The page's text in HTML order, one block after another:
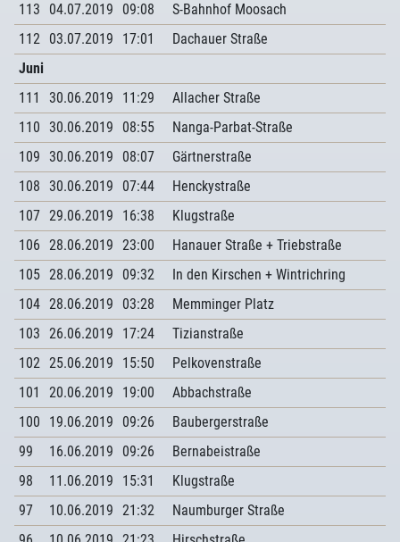
113
04.07.2019 09:08
S-Bahnhof Moosach
112 03.07.2019 17:01
Dachauer Straße
Juni
111
30.06.2019 11:29
Allacher Straße
110 30.06.2019 08:55
Nanga-Parbat-Straße
109 30.06.2019 08:07
Gärtnerstraße
108 30.06.2019 07:44
Henckystraße
107 29.06.2019 16:38
Klugstraße
106
28.06.2019 23:00
Hanauer Straße + Triebstraße
105 28.06.2019 09:32
In den Kirschen + Wintrichring
104 28.06.2019 03:28
Memminger Platz
103
26.06.2019 17:24
Tizianstraße
102 25.06.2019 15:50
Pelkovenstraße
101
20.06.2019 19:00
Abbachstraße
100
19.06.2019 09:26
Baubergerstraße
99
16.06.2019 09:26
Bernabeistraße
98
11.06.2019 15:31
Klugstraße
97
10.06.2019 21:32
Naumburger Straße